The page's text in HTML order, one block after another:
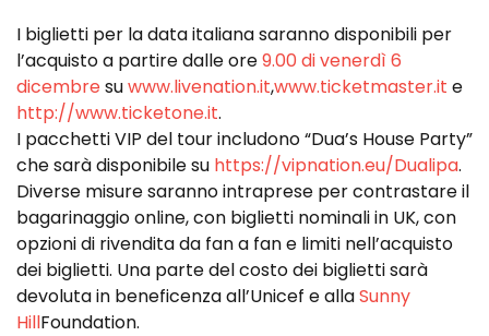
I biglietti per la data italiana saranno disponibili per
l’acquisto a partire dalle ore9.00 di venerdì 6
dicembresuwww.livenation.it,www.ticketmaster.it e
http://www.ticketone.it.
I pacchetti VIP del tour includono “Dua’s House Party”
che sarà disponibile su https://vipnation.eu/Dualipa.
Diverse misure saranno intraprese per contrastare il
bagarinaggio online, con biglietti nominali in UK, con
opzioni di rivendita da fan a fan e limiti nell’acquisto
dei biglietti. Una parte del costo dei biglietti sarà
devoluta in beneficenza all’Unicef e allaSunny
HillFoundation.